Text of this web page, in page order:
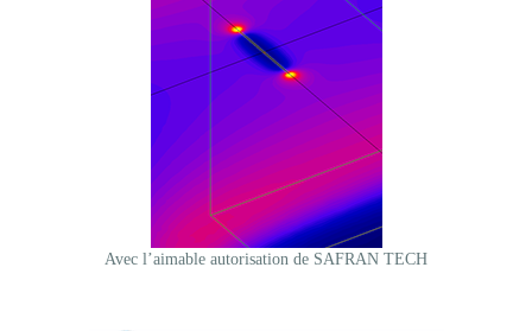
Avec l’aimable autorisation de SAFRAN TECH